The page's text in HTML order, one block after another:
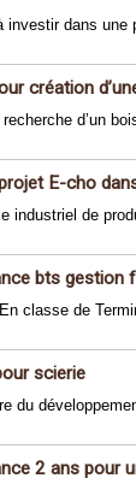
investir dans
création
d’un
E-cho
industriel de
bts gestion
classe de
scierie
du
2 ans pour